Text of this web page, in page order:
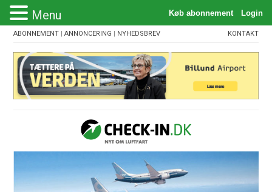
ABONNEMENT |ANNONCERING | NYHEDSBREV KONTAKT
Menu